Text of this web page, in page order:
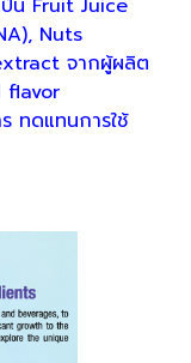
ป็น Fruit Juice
Nuts
จากผู้ผลิต
flavor
ทดแทนการใช้